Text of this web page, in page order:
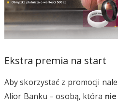
Ekstra premia na start
Aby skorzystać z promocji
Alior Banku – osobą, która